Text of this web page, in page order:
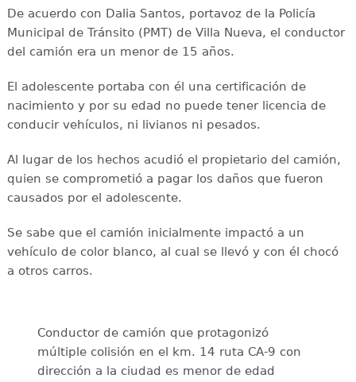
De acuerdo con Dalia Santos, portavoz de la Policía
Municipal de Tránsito (PMT) de Villa Nueva, el conductor
del camión era un menor de 15 años.
El adolescente portaba con él una certificación de
nacimiento y por su edad no puede tener licencia de
conducir vehículos, ni livianos ni pesados.
Al lugar de los hechos acudió el propietario del camión,
quien se comprometió a pagar los daños que fueron
causados por el adolescente.
Se sabe que el camión inicialmente impactó a un
vehículo de color blanco, al cual se llevó y con él chocó
a otros carros.
Conductor de camión que protagonizó
múltiple colisión en el km. 14 ruta CA-9 con
dirección a la ciudad es menor de edad